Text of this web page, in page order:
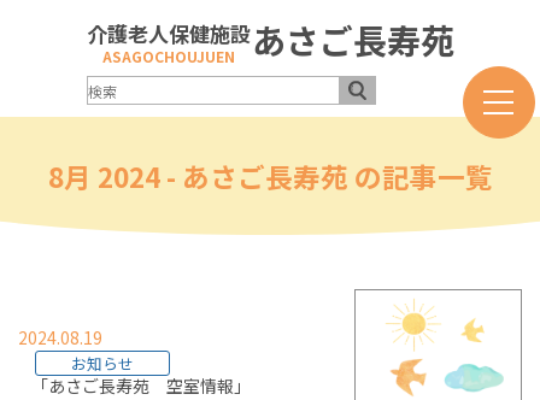
介護老人保健施設
ASAGOCHOUJUEN あさご長寿苑
8月 2024 - あさご長寿苑 の記事一覧
2024.08.19
お知らせ
「あさご長寿苑 空室情報」